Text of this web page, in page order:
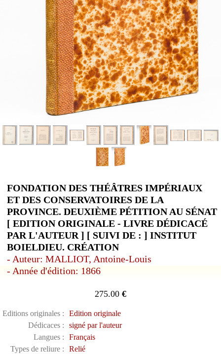
FONDATION DES THÉÂTRES IMPÉRIAUX
ET DES CONSERVATOIRES DE LA
PROVINCE. DEUXIÈME PÉTITION AU SÉNAT
[ EDITION ORIGINALE - LIVRE DÉDICACÉ
PAR L'AUTEUR ] [ SUIVI DE : ] INSTITUT
BOIELDIEU. CRÉATION
- Auteur: MALLIOT, Antoine-Louis
- Année d'édition: 1866
275.00 €
Editions originales :
Edition originale
Dédicaces :
signé par l'auteur
Langues :
Français
Types de reliure :
Relié